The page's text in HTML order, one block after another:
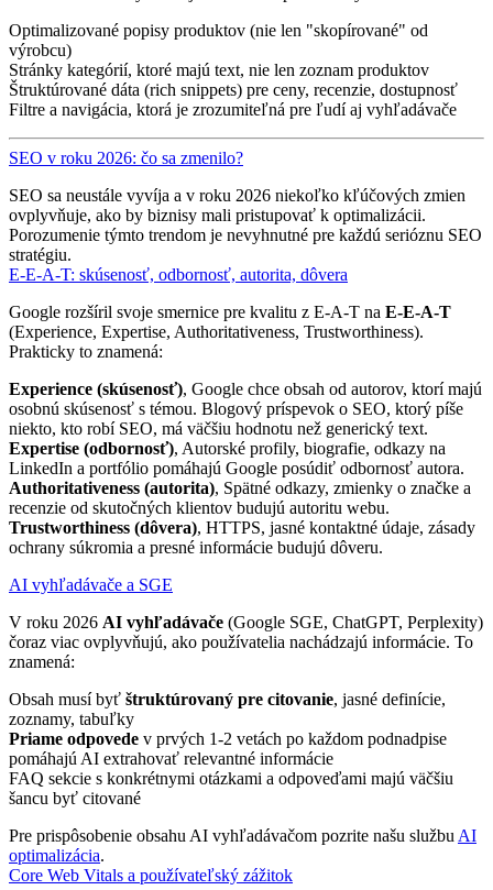
Optimalizované popisy produktov (nie len "skopírované" od
výrobcu)
Stránky kategórií, ktoré majú text, nie len zoznam produktov
Štruktúrované dáta (rich snippets) pre ceny, recenzie, dostupnosť
Filtre a navigácia, ktorá je zrozumiteľná pre ľudí aj vyhľadávače
SEO v roku 2026: čo sa zmenilo?
SEO sa neustále vyvíja a v roku 2026 niekoľko kľúčových zmien
ovplyvňuje, ako by biznisy mali pristupovať k optimalizácii.
Porozumenie týmto trendom je nevyhnutné pre každú serióznu SEO
stratégiu.
E-E-A-T: skúsenosť, odbornosť, autorita, dôvera
Google rozšíril svoje smernice pre kvalitu z E-A-T na E-E-A-T
(Experience, Expertise, Authoritativeness, Trustworthiness).
Prakticky to znamená:
Experience (skúsenosť), Google chce obsah od autorov, ktorí majú
osobnú skúsenosť s témou. Blogový príspevok o SEO, ktorý píše
niekto, kto robí SEO, má väčšiu hodnotu než generický text.
Expertise (odbornosť), Autorské profily, biografie, odkazy na
LinkedIn a portfólio pomáhajú Google posúdiť odbornosť autora.
Authoritativeness (autorita), Spätné odkazy, zmienky o značke a
recenzie od skutočných klientov budujú autoritu webu.
Trustworthiness (dôvera), HTTPS, jasné kontaktné údaje, zásady
ochrany súkromia a presné informácie budujú dôveru.
AI vyhľadávače a SGE
V roku 2026 AI vyhľadávače (Google SGE, ChatGPT, Perplexity)
čoraz viac ovplyvňujú, ako používatelia nachádzajú informácie. To
znamená:
Obsah musí byť štruktúrovaný pre citovanie, jasné definície,
zoznamy, tabuľky
Priame odpovede v prvých 1-2 vetách po každom podnadpise
pomáhajú AI extrahovať relevantné informácie
FAQ sekcie s konkrétnymi otázkami a odpoveďami majú väčšiu
šancu byť citované
Pre prispôsobenie obsahu AI vyhľadávačom pozrite našu službu AI
optimalizácia.
Core Web Vitals a používateľský zážitok